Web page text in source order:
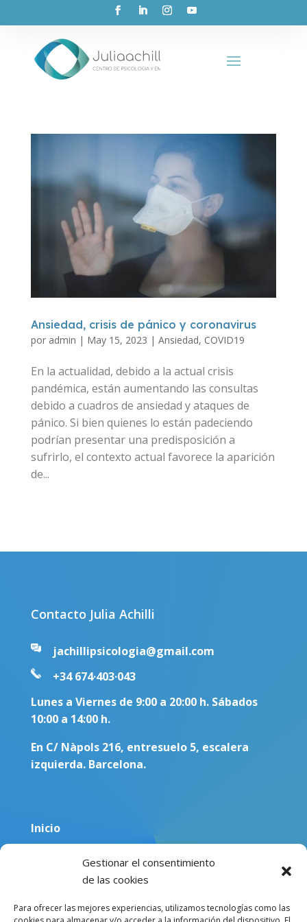
Gestionar el consentimiento
de las cookies
Para ofrecer las mejores experiencias, utilizamos tecnologías como las
Ansiedad, crisis de pánico y coronavirus
por admin | May 15, 2023 | Ansiedad, COVID19
En la actualidad, debido a la actual crisis
pandémica, están aumentando las consultas
debido a cuadros de ansiedad y ataques de
pánico. Si bien quienes lo están padeciendo
podrían presentar una predisposición a
sufrirlo, el contexto actual favorece la aparición
de...
Contacto Julia Achilli
jachillipsicologia@gmail.com
+34 674·403·043
Lunes a Viernes de 9:00 a 20:00 h. Sábados
10:00 a 14:00 h.
En C/ Nàpols 216, entresuelo 5, escalera
izquierda. Barcelona.
Inicio
Sobre mí